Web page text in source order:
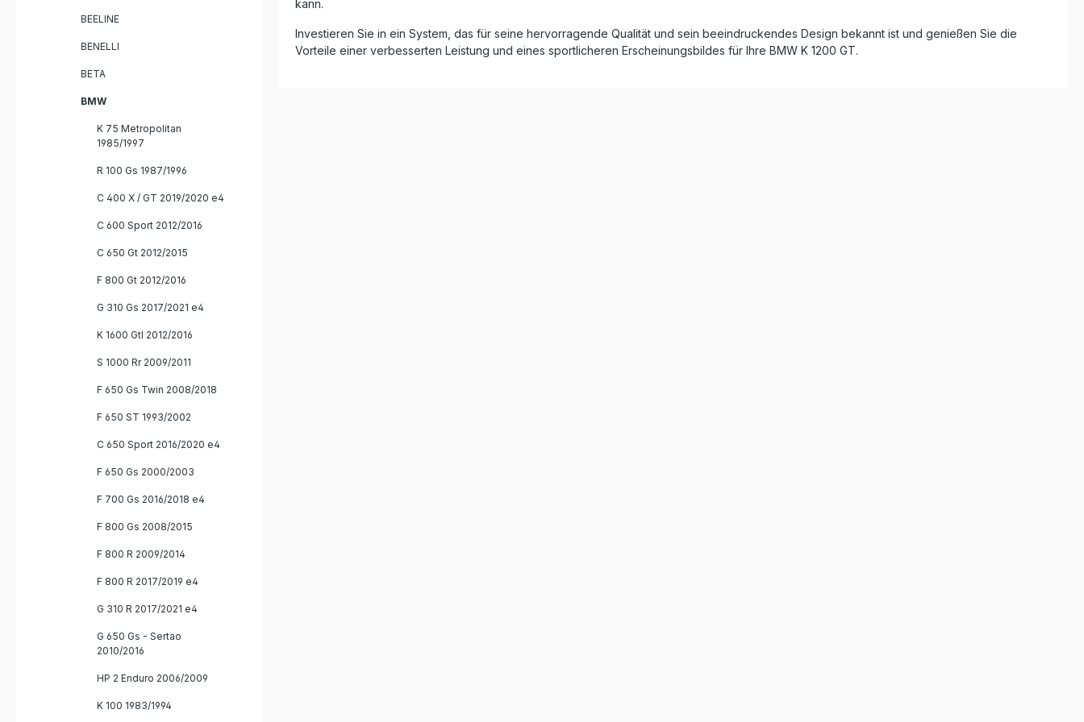
BEELINE
BENELLI
BETA
BMW
K 75 Metropolitan
1985/1997
R 100 Gs 1987/1996
C 400 X / GT 2019/2020 e4
C 600 Sport 2012/2016
C 650 Gt 2012/2015
F 800 Gt 2012/2016
G 310 Gs 2017/2021 e4
K 1600 Gtl 2012/2016
S 1000 Rr 2009/2011
F 650 Gs Twin 2008/2018
F 650 ST 1993/2002
C 650 Sport 2016/2020 e4
F 650 Gs 2000/2003
F 700 Gs 2016/2018 e4
F 800 Gs 2008/2015
F 800 R 2009/2014
F 800 R 2017/2019 e4
G 310 R 2017/2021 e4
G 650 Gs - Sertao
2010/2016
HP 2 Enduro 2006/2009
K 100 1983/1994
Edelstahl (Inox) für maximale
Leistungsentfaltung und gesteigertes
Drehmoment Deutlich reduziertes
Gewicht gegenüber dem Seriensystem
kann.
Investieren Sie in ein System, das für seine hervorragende Qualität und sein beeindruckendes Design bekannt ist und genießen Sie die
Vorteile einer verbesserten Leistung und eines sportlicheren Erscheinungsbildes für Ihre BMW K 1200 GT.